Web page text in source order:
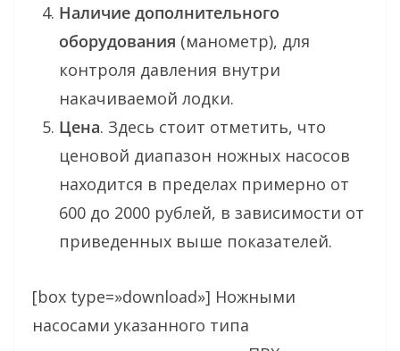
Наличие дополнительного
оборудования (манометр), для
контроля давления внутри
накачиваемой лодки.
Цена. Здесь стоит отметить, что
ценовой диапазон ножных насосов
находится в пределах примерно от
600 до 2000 рублей, в зависимости от
приведенных выше показателей.
[box type=»download»] Ножными
насосами указанного типа